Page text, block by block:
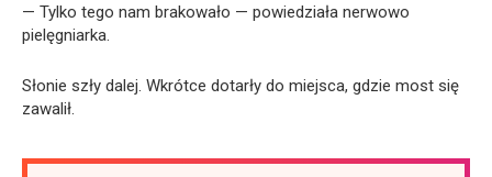
— Tylko tego nam brakowało — powiedziała nerwowo
pielęgniarka.
Słonie szły dalej. Wkrótce dotarły do miejsca, gdzie most się
zawalił.